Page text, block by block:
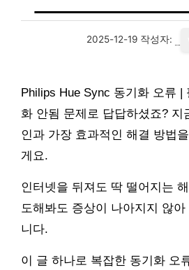
2025-12-19 작성자:
Philips Hue Sync 동기화 오류 |
화 안됨 문제로 답답하셨죠? 지
인과 가장 효과적인 해결 방법
게요.
인터넷을 뒤져도 딱 떨어지는
도해봐도 증상이 나아지지 않
니다.
이 글 하나로 복잡한 동기화 오